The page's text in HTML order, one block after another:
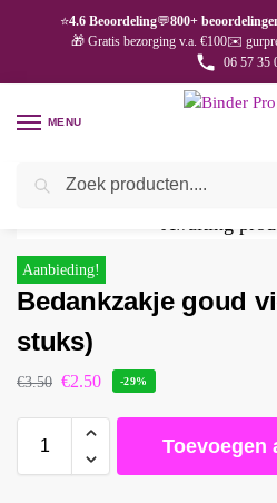
⭐4.6 Beoordeling💬800+
🎁 Gratis bezorging v.a. €100✉️
06 57 35
MENU
Home Bedankjesafdeling / Bedankzakjes
Aanbieding!
Bedankzakje goud
stuks)
€3.50 €2.50 -29%
Toevoegen